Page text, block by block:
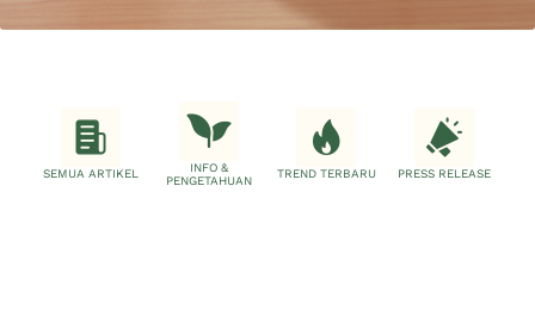
SEMUA ARTIKEL
INFO &
PENGETAHUAN
TREND TERBARU PRESS RELEASE